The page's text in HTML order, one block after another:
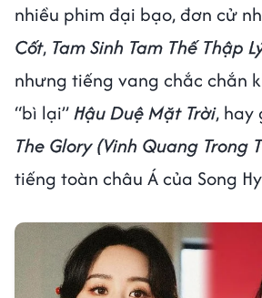
nhiều phim đại bạo, đơn cử
Cốt, Tam Sinh Tam Thế Thập
nhưng tiếng vang chắc chắn
“bì lại”Hậu Duệ Mặt Trời, hay
The Glory (Vinh Quang Trong
tiếng toàn châu Á của Song